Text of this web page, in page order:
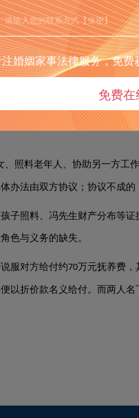
士进行了充分地沟通，了解到
赵女士作为这些年对她的亏欠
，林嘉鑫律师跟赵女士协商之
先生受限于财产冻结给他带
照料老年人、协助另一方工
办法由双方协议；协议不成的
子照料、冯先生财产分布等
色与义务的缺失。
服对方给付约70万元抚养费，
以折价款名义给付。而两人
婚姻家事法律服务，免费
免费